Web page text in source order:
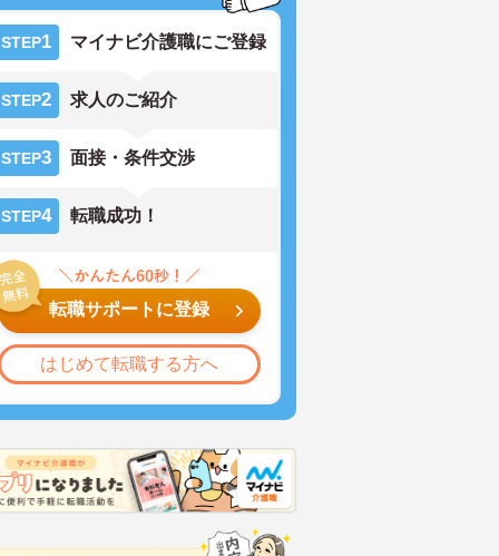
STEP1 マイナビ介護職にご登録
STEP2 求人のご紹介
STEP3 面接・条件交渉
STEP4 転職成功！
転職サポートに登録
はじめて転職する方へ